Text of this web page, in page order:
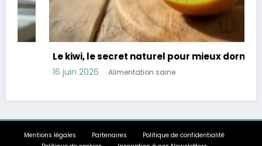
Le kiwi, le secret naturel pour mieux dormir
16 juin 2026 Alimentation saine
Mentions légales Partenaires
Politique de confidentialité